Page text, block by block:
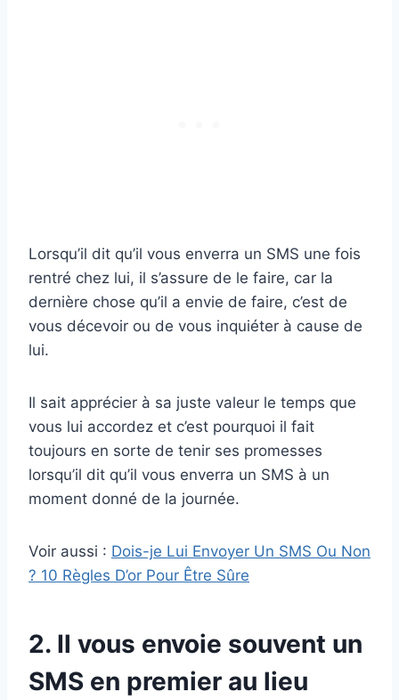
Lorsqu’il dit qu’il vous enverra un SMS une fois
rentré chez lui, il s’assure de le faire, car la
dernière chose qu’il a envie de faire, c’est de
vous décevoir ou de vous inquiéter à cause de
lui.
Il sait apprécier à sa juste valeur le temps que
vous lui accordez et c’est pourquoi il fait
toujours en sorte de tenir ses promesses
lorsqu’il dit qu’il vous enverra un SMS à un
moment donné de la journée.
Voir aussi : Dois-je Lui Envoyer Un SMS Ou Non
? 10 Règles D’or Pour Être Sûre
2. Il vous envoie souvent un
SMS en premier au lieu